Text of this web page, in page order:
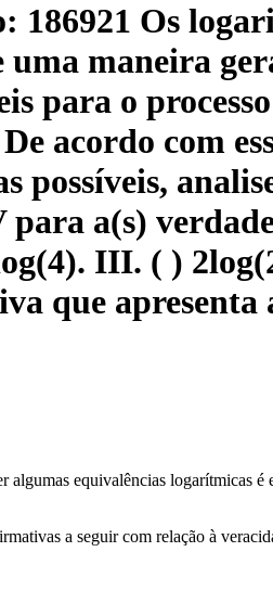
186921 Os
uma maneira
para o
acordo com
possíveis,
para a(s)
III. ( )
que apresenta
equivalências logarítmicas
a seguir com relação à